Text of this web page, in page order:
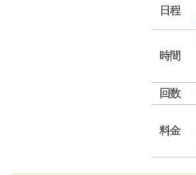
日程
時間
回数
料金